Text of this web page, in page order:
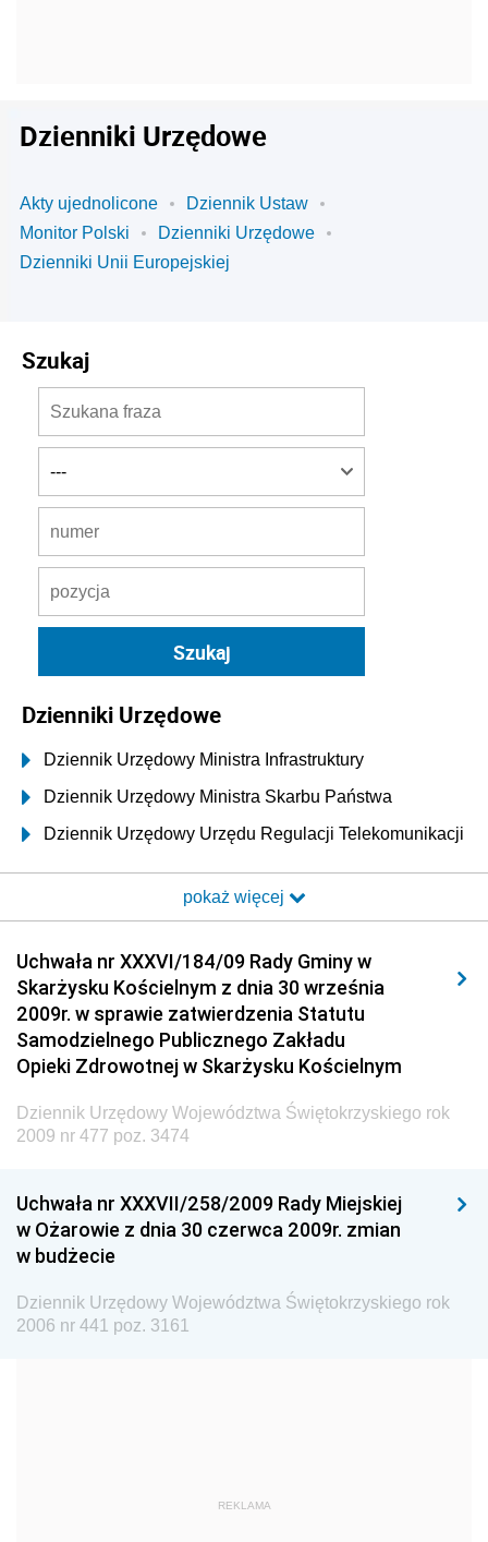
Dzienniki Urzędowe
Akty ujednolicone
Dziennik Ustaw
Monitor Polski
Dzienniki Urzędowe
Dzienniki Unii Europejskiej
Szukaj
Dzienniki Urzędowe
Dziennik Urzędowy Ministra Infrastruktury
Dziennik Urzędowy Ministra Skarbu Państwa
Dziennik Urzędowy Urzędu Regulacji Telekomunikacji
Dziennik Urzędowy Ministra Transportu i Budownictwa
Elektronicznej
Dziennik Urzędowy Ministra Spraw Wewnętrznych i
Administracji
Dziennik Urzędowy Ministra Transportu
Dziennik Urzędowy Ministra Budownictwa
Dziennik Urzędowy Ministra Nauki i Szkolnictwa
Dziennik Urzędowy Głównego Urzędu Miar
Dziennik Urzędowy Ministra Rolnictwa i Rozwoju Wsi
Sportu
Dziennik Urzędowy Ministra Edukacji i Nauki
pokaż więcej
Uchwała nr XXXVI/184/09 Rady Gminy w
Skarżysku Kościelnym z dnia 30 września
2009r. w sprawie zatwierdzenia Statutu
Samodzielnego Publicznego Zakładu
Opieki Zdrowotnej w Skarżysku Kościelnym
Dziennik Urzędowy Województwa Świętokrzyskiego rok
2009 nr 477 poz. 3474
Uchwała nr XXXVII/258/2009 Rady Miejskiej
w Ożarowie z dnia 30 czerwca 2009r. zmian
w budżecie
Dziennik Urzędowy Województwa Świętokrzyskiego rok
2006 nr 441 poz. 3161
REKLAMA